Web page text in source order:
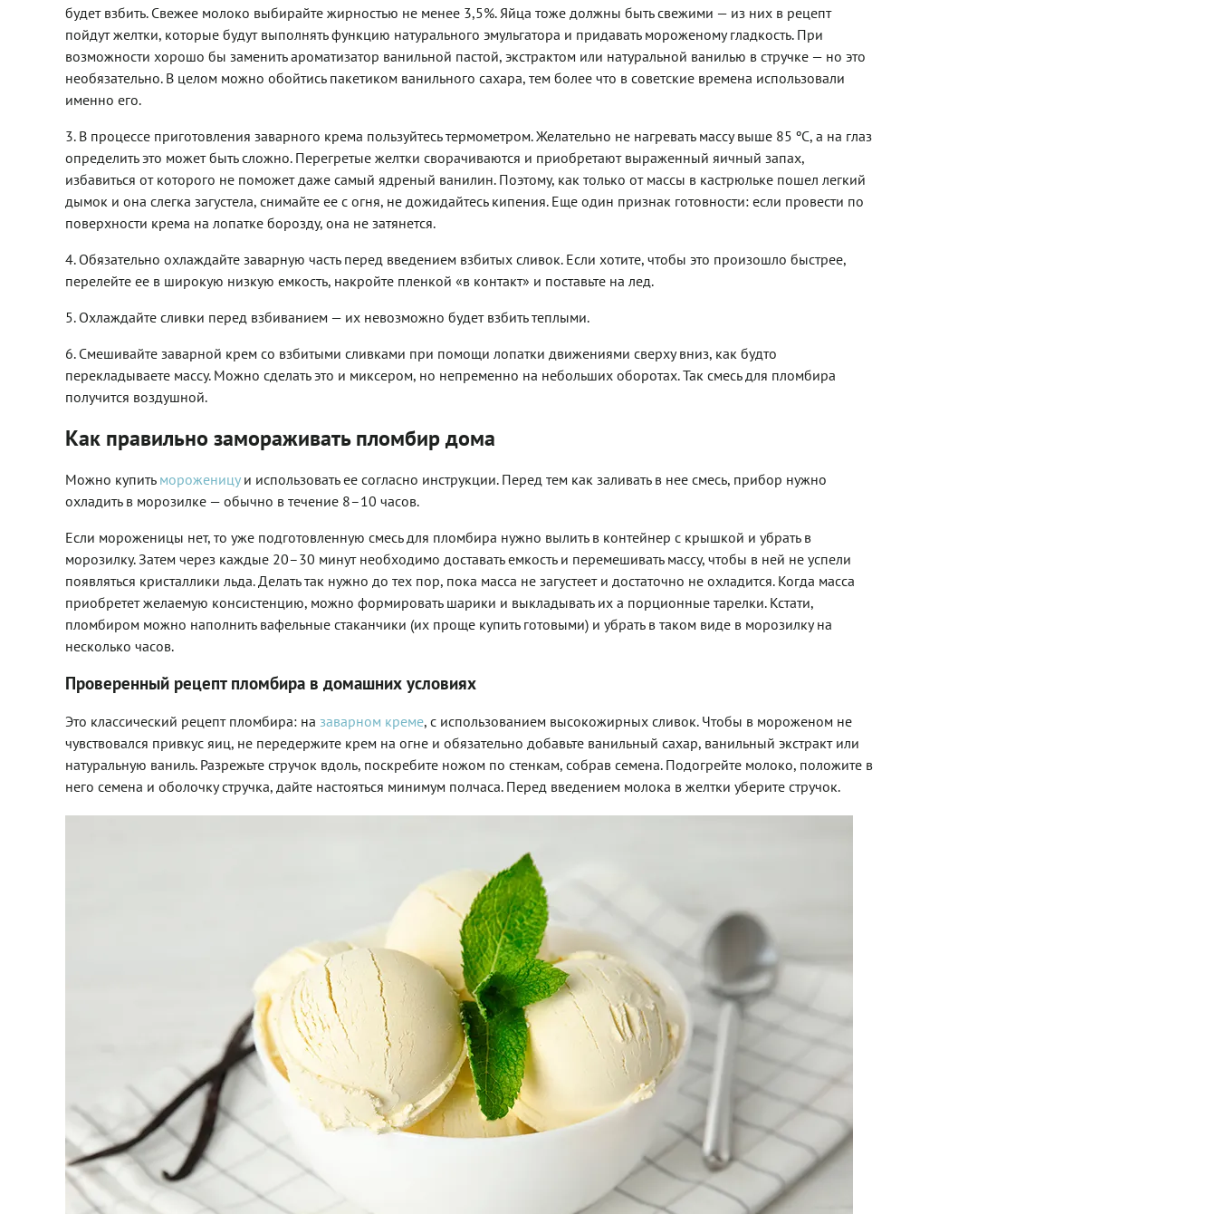
будет взбить. Свежее молоко выбирайте жирностью не менее 3,5%. Яйца тоже должны быть свежими — из них в рецепт
пойдут желтки, которые будут выполнять функцию натурального эмульгатора и придавать мороженому гладкость. При
возможности хорошо бы заменить ароматизатор ванильной пастой, экстрактом или натуральной ванилью в стручке — но это
необязательно. В целом можно обойтись пакетиком ванильного сахара, тем более что в советские времена использовали
именно его.
3. В процессе приготовления заварного крема пользуйтесь термометром. Желательно не нагревать массу выше 85 ºC, а на глаз
определить это может быть сложно. Перегретые желтки сворачиваются и приобретают выраженный яичный запах,
избавиться от которого не поможет даже самый ядреный ванилин. Поэтому, как только от массы в кастрюльке пошел легкий
дымок и она слегка загустела, снимайте ее с огня, не дожидайтесь кипения. Еще один признак готовности: если провести по
поверхности крема на лопатке борозду, она не затянется.
4. Обязательно охлаждайте заварную часть перед введением взбитых сливок. Если хотите, чтобы это произошло быстрее,
перелейте ее в широкую низкую емкость, накройте пленкой «в контакт» и поставьте на лед.
5. Охлаждайте сливки перед взбиванием — их невозможно будет взбить теплыми.
6. Смешивайте заварной крем со взбитыми сливками при помощи лопатки движениями сверху вниз, как будто
перекладываете массу. Можно сделать это и миксером, но непременно на небольших оборотах. Так смесь для пломбира
получится воздушной.
Как правильно замораживать пломбир дома
Можно купить мороженицуи использовать ее согласно инструкции. Перед тем как заливать в нее смесь, прибор нужно
охладить в морозилке — обычно в течение 8–10 часов.
Если мороженицы нет, то уже подготовленную смесь для пломбира нужно вылить в контейнер с крышкой и убрать в
морозилку. Затем через каждые 20–30 минут необходимо доставать емкость и перемешивать массу, чтобы в ней не успели
появляться кристаллики льда. Делать так нужно до тех пор, пока масса не загустеет и достаточно не охладится. Когда масса
приобретет желаемую консистенцию, можно формировать шарики и выкладывать их а порционные тарелки. Кстати,
пломбиром можно наполнить вафельные стаканчики (их проще купить готовыми) и убрать в таком виде в морозилку на
несколько часов.
Проверенный рецепт пломбира в домашних условиях
Это классический рецепт пломбира: на заварном креме, с использованием высокожирных сливок. Чтобы в мороженом не
чувствовался привкус яиц, не передержите крем на огне и обязательно добавьте ванильный сахар, ванильный экстракт или
натуральную ваниль. Разрежьте стручок вдоль, поскребите ножом по стенкам, собрав семена. Подогрейте молоко, положите в
него семена и оболочку стручка, дайте настояться минимум полчаса. Перед введением молока в желтки уберите стручок.